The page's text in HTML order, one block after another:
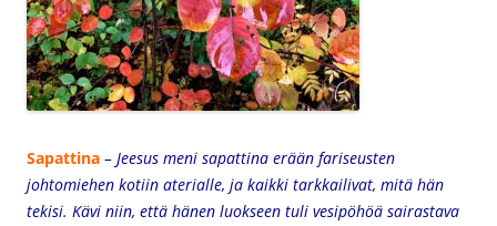
Sapattina – Jeesus meni sapattina erään fariseusten
johtomiehen kotiin aterialle, ja kaikki tarkkailivat, mitä hän
tekisi. Kävi niin, että hänen luokseen tuli vesipöhöä sairastava